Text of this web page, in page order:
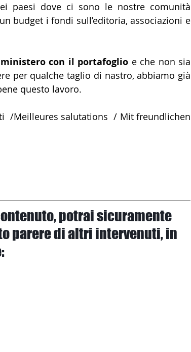
paesi dove ci sono le nostre comunità
budget i fondi sull’editoria, associazioni e
ministero con il portafoglio e che non sia
per qualche taglio di nastro, abbiamo già
questo lavoro.
/Meilleures salutations  / Mit freundlichen
potrai sicuramente
parere di altri intervenuti, in